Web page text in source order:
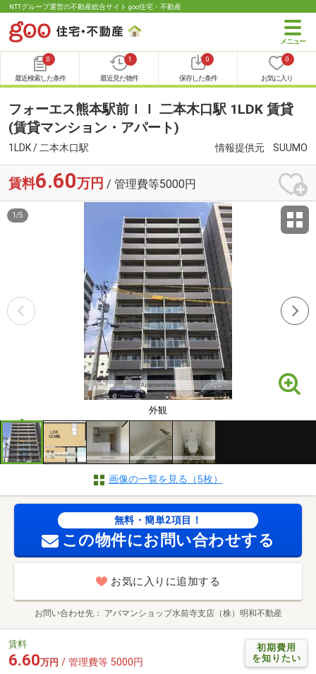
NTTグループ運営の不動産総合サイト goo住宅・不動産
0
最近検索した条件
1
最近見た物件
0
保存した条件
0
お気に入り
フォーエス熊本駅前ＩＩ 二本木口駅 1LDK 賃貸
(賃貸マンション・アパート)
1LDK / 二本木口駅 情報提供元 SUUMO
賃料6.60万円 / 管理費等5000円
外観
1 /5
画像の一覧を見る（5枚）
無料・簡単2項目！
この物件にお問い合わせする
お気に入りに追加する
お問い合わせ先 アパマンショップ水前寺支店（株）明和不動産
初期費用
を知りたい
賃料
6.60万円 / 管理費等 5000円